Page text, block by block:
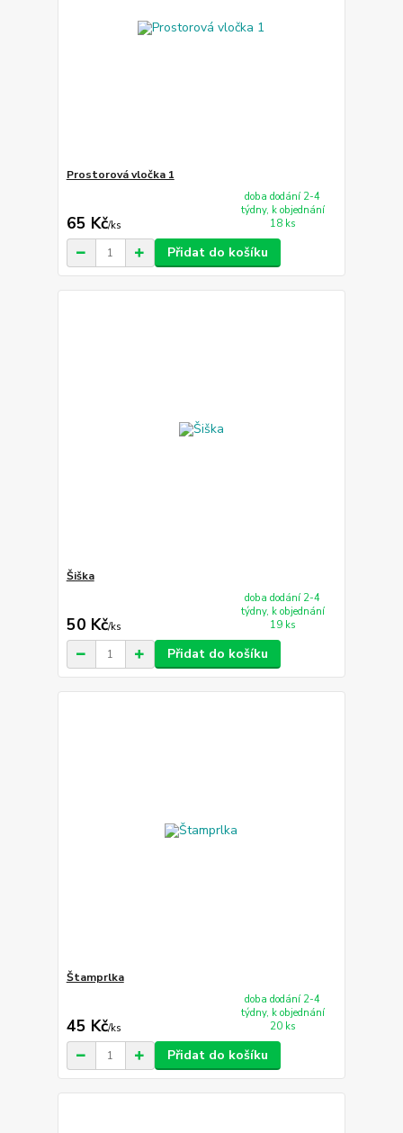
Prostorová vločka 1
65 Kč/ks
doba dodání 2-4
týdny, k objednání
18 ks
Přidat do košíku
Šiška
50 Kč/ks
doba dodání 2-4
týdny, k objednání
19 ks
Přidat do košíku
Štamprlka
45 Kč/ks
doba dodání 2-4
týdny, k objednání
20 ks
Přidat do košíku